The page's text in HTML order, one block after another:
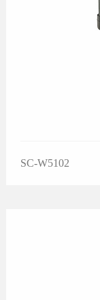
SC-W5102